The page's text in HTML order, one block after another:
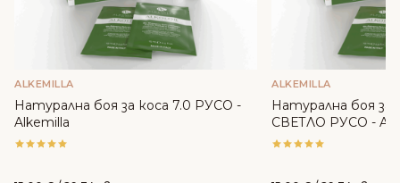
ALKEMILLA
Натурална боя за коса 7.0 РУСО -
Alkemilla
ALKEMILLA
Натурална боя
СВЕТЛО РУСО -